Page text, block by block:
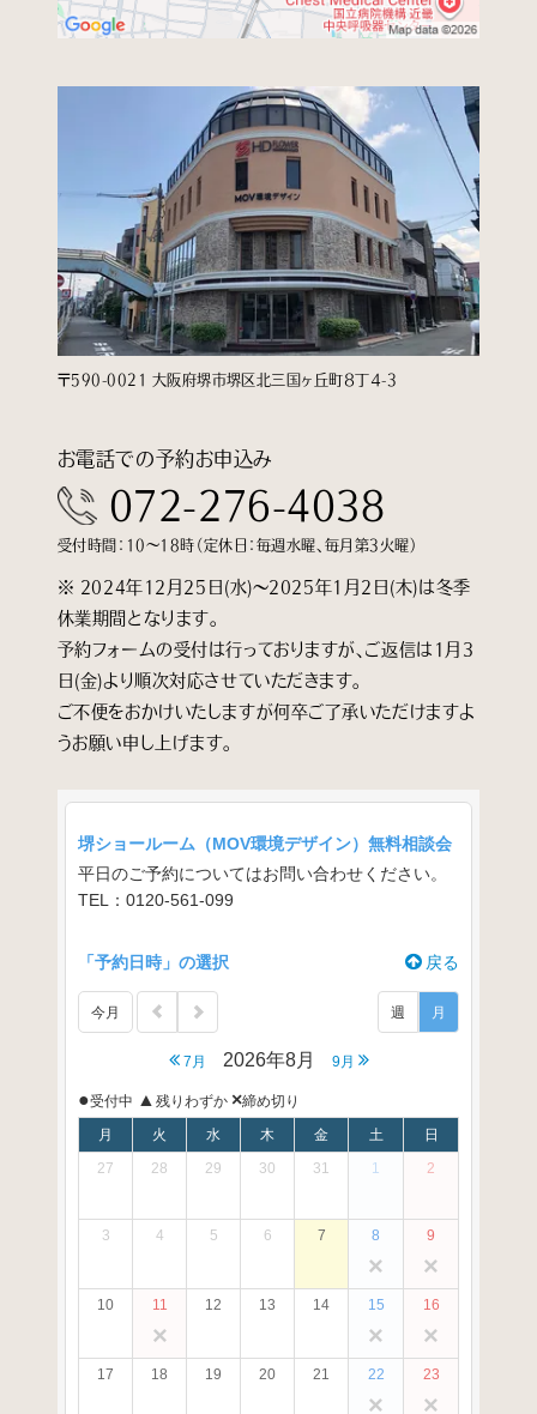
〒590-0021 大阪府堺市堺区北三国ヶ丘町８丁４-3
お電話での予約お申込み
072-276-4038
受付時間：10～18時（定休日：毎週水曜、毎月第3火曜）
※ 2024年12月25日(水)〜2025年1月2日(木)は冬季
休業期間となります。
予約フォームの受付は行っておりますが、ご返信は1月3
日(金)より順次対応させていただきます。
ご不便をおかけいたしますが何卒ご了承いただけますよ
うお願い申し上げます。